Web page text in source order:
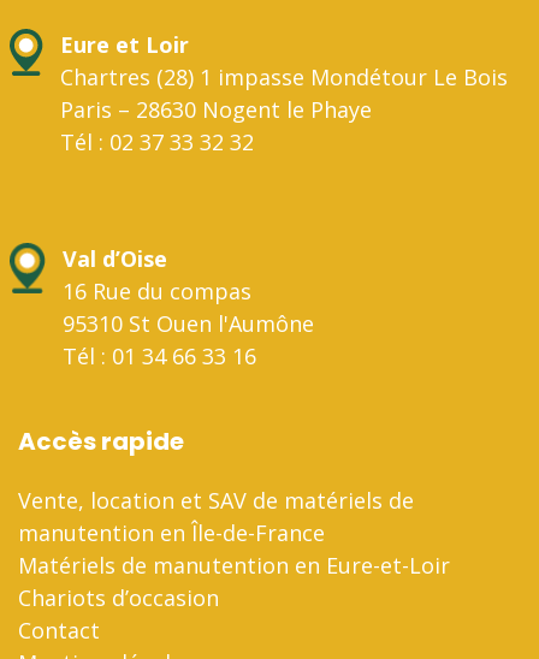
Eure et Loir
Chartres (28) 1 impasse Mondétour Le Bois
Paris – 28630 Nogent le Phaye
Tél : 02 37 33 32 32
Val d’Oise
16 Rue du compas
95310 St Ouen l'Aumône
Tél : 01 34 66 33 16
Accès rapide
Vente, location et SAV de matériels de
manutention en Île-de-France
Matériels de manutention en Eure-et-Loir
Chariots d’occasion
Contact